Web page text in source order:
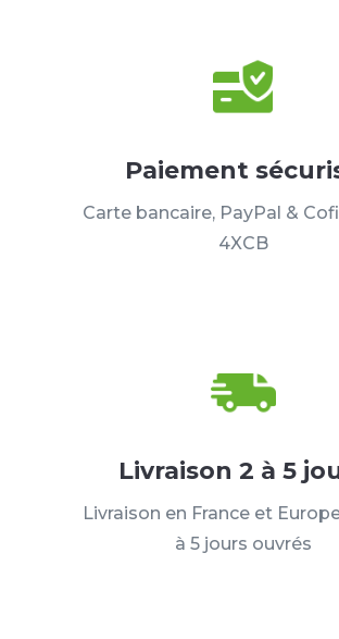
Paiement
Carte bancaire, PayPal &
4XCB
Livraison 2 à 5
Livraison en France et
à 5 jours ouvrés